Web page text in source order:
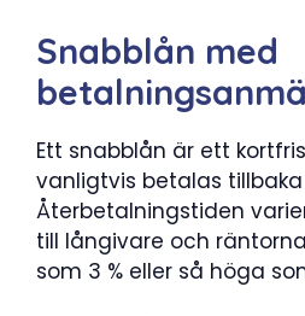
Snabblån med
Ett snabblån är ett
vanligtvis betalas
Återbetalningstiden
till långivare och
som 3 % eller så höga